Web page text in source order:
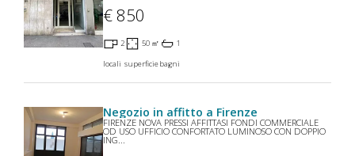
€ 850
2
locali
50 ㎡
superficie
1
bagni
Negozio in affitto a Firenze
FIRENZE NOVA PRESSI AFFITTASI FONDI COMMERCIALE
OD USO UFFICIO CONFORTATO LUMINOSO CON DOPPIO
ING...